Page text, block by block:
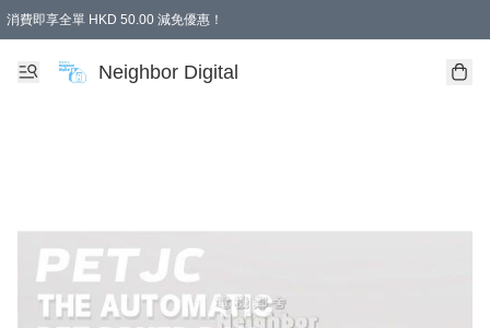
消費即享全單 HKD 50.00 減免優惠！
Neighbor Digital